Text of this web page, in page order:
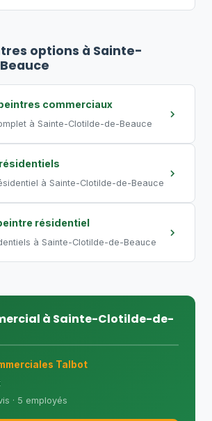
de nuit ou de fin de
5 à 10 jours. Un grand
les délais.
options à Sainte-
commerciaux
à Sainte-Clotilde-de-Beauce
à Sainte-Clotilde-de-Beauce
résidentiel
à Sainte-Clotilde-de-Beauce
à Sainte-Clotilde-de-
Talbot
· 5 employés